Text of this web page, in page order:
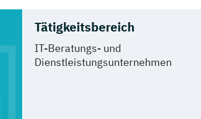
Tätigkeitsbereich
IT-Beratungs- und
Dienstleistungsunternehmen